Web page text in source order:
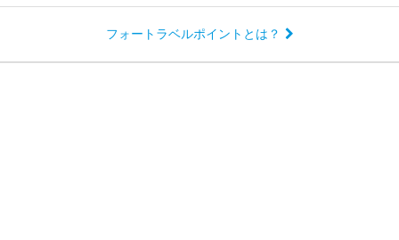
フォートラベルポイントとは？